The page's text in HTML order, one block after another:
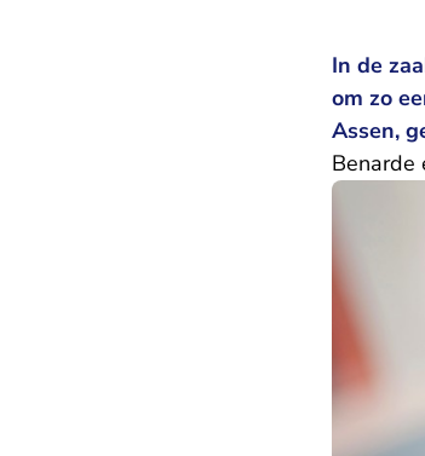
In de
om zo
Assen,
Benarde